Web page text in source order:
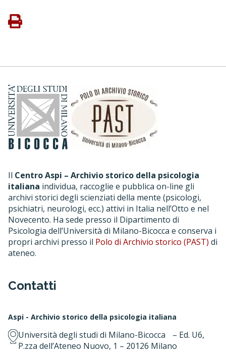
Il Centro Aspi – Archivio storico della psicologia
italiana individua, raccoglie e pubblica on-line gli
archivi storici degli scienziati della mente (psicologi,
psichiatri, neurologi, ecc.) attivi in Italia nell’Otto e nel
Novecento. Ha sede presso il Dipartimento di
Psicologia dell’Università di Milano-Bicocca e conserva i
propri archivi presso il Polo di Archivio storico (PAST) di
ateneo.
Contatti
Aspi - Archivio storico della psicologia italiana
Università degli studi di Milano-Bicocca – Ed. U6,
P.zza dell’Ateneo Nuovo, 1 – 20126 Milano